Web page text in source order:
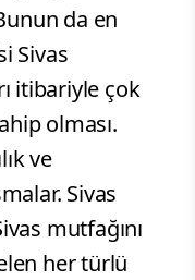
da en
Sivas
itibariyle çok
olması.
ve
Sivas
mutfağını
her türlü